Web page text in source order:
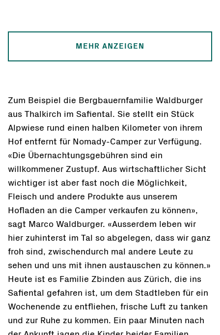
MEHR ANZEIGEN
Zum Beispiel die Bergbauernfamilie Waldburger
aus Thalkirch im Safiental. Sie stellt ein Stück
Alpwiese rund einen halben Kilometer von ihrem
Hof entfernt für Nomady-Camper zur Verfügung.
«Die Übernachtungsgebühren sind ein
willkommener Zustupf. Aus wirtschaftlicher Sicht
wichtiger ist aber fast noch die Möglichkeit,
Fleisch und andere Produkte aus unserem
Hofladen an die Camper verkaufen zu können»,
sagt Marco Waldburger. «Ausserdem leben wir
hier zuhinterst im Tal so abgelegen, dass wir ganz
froh sind, zwischendurch mal andere Leute zu
sehen und uns mit ihnen austauschen zu können.»
Heute ist es Familie Zbinden aus Zürich, die ins
Safiental gefahren ist, um dem Stadtleben für ein
Wochenende zu entfliehen, frische Luft zu tanken
und zur Ruhe zu kommen. Ein paar Minuten nach